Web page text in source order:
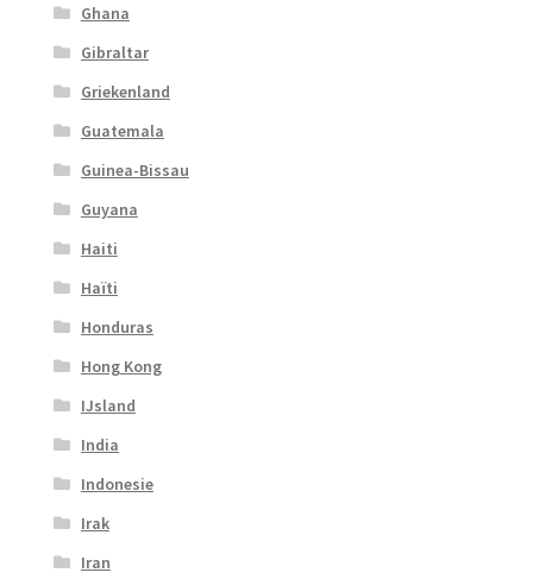
Ghana
Gibraltar
Griekenland
Guatemala
Guinea-Bissau
Guyana
Haiti
Haïti
Honduras
Hong Kong
IJsland
India
Indonesie
Irak
Iran